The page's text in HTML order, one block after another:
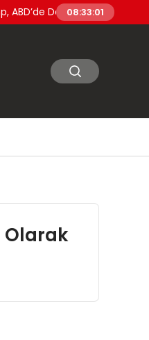
Doğumla Vatandaşlık ve
08:33:02
Olarak